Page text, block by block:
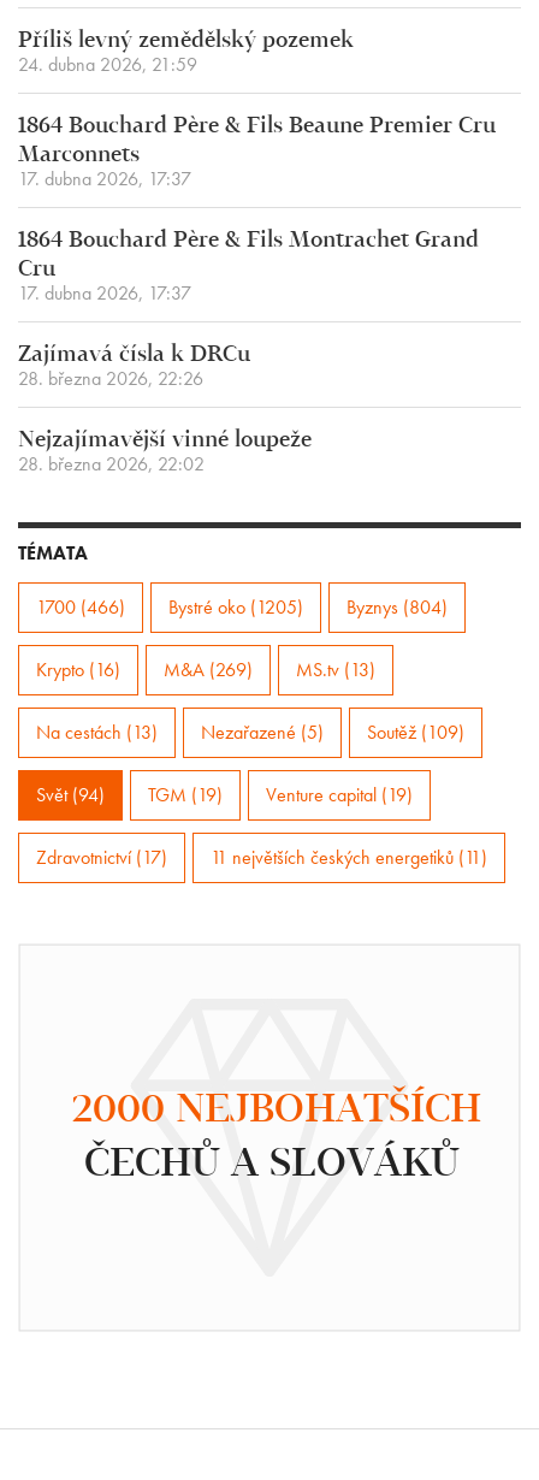
Příliš levný zemědělský pozemek
24. dubna 2026, 21:59
1864 Bouchard Père & Fils Beaune Premier Cru
Marconnets
17. dubna 2026, 17:37
1864 Bouchard Père & Fils Montrachet Grand
Cru
17. dubna 2026, 17:37
Zajímavá čísla k DRCu
28. března 2026, 22:26
Nejzajímavější vinné loupeže
28. března 2026, 22:02
TÉMATA
1700 (466) Bystré oko (1205) Byznys (804)
Krypto (16) M&A (269) MS.tv (13)
Na cestách (13) Nezařazené (5) Soutěž (109)
Svět (94) TGM (19) Venture capital (19)
Zdravotnictví (17) 11 největších českých energetiků (11)
2000 NEJBOHATŠÍCH
ČECHŮ A SLOVÁKŮ